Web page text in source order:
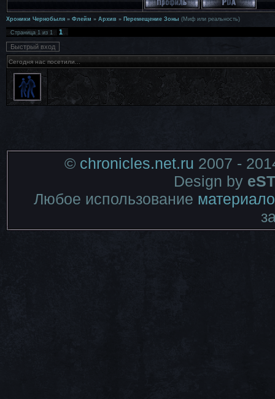
Хроники Чернобыля » Флейм » Архив » Перемещение Зоны (Миф или реальность)
Страница1из1 1
Сегодня нас посетили...
© chronicles.net.ru 2007 -
Design by
Любое использование